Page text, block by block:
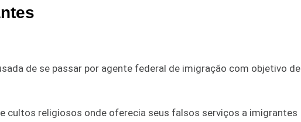
de se passar por agente federal de imigração com objetivo de
cultos religiosos onde oferecia seus falsos serviços a imigrantes